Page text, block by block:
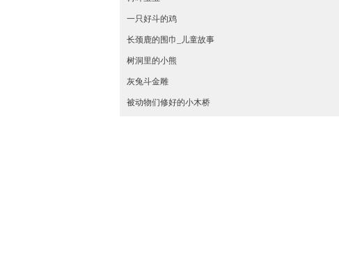
一只好斗的鸡
长颈鹿的围巾_儿童故事
树洞里的小熊
灰兔斗金雕
被动物们修好的小木桥